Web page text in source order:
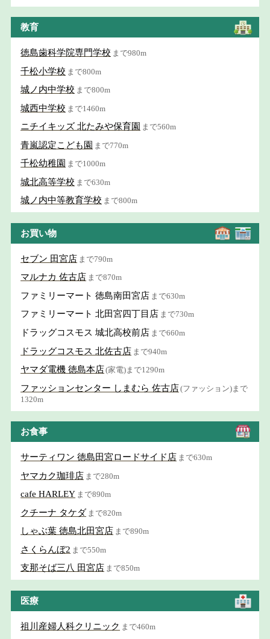
教育
徳島歯科学院専門学校 まで980m
千松小学校 まで800m
城ノ内中学校 まで800m
城西中学校 まで1460m
ニチイキッズ 北たみや保育園 まで560m
青嵐認定こども園 まで770m
千松幼稚園 まで1000m
城北高等学校 まで630m
城ノ内中等教育学校 まで800m
お買い物
セブン 田宮店 まで790m
マルナカ 佐古店 まで870m
ファミリーマート 徳島南田宮店 まで630m
ファミリーマート 北田宮四丁目店 まで730m
ドラッグコスモス 城北高校前店 まで660m
ドラッグコスモス 北佐古店 まで940m
ヤマダ電機 徳島本店(家電)まで1290m
ファッションセンター しまむら 佐古店(ファッション)まで
1320m
お食事
サーティワン 徳島田宮ロードサイド店 まで630m
ヤマカク珈琲店 まで280m
cafe HARLEY まで890m
クチーナ タケダ まで820m
しゃぶ葉 徳島北田宮店 まで890m
さくらんぼ2 まで550m
支那そば三八 田宮店 まで850m
医療
祖川産婦人科クリニック まで460m